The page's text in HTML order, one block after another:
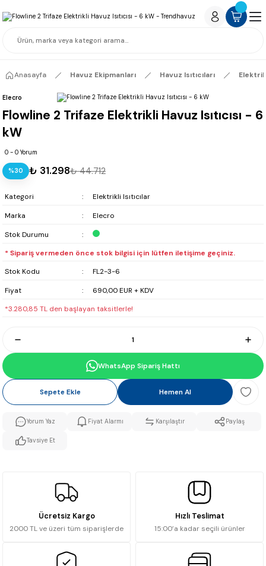
Anasayfa Havuz Ekipmanları Havuz Isıtıcıları
Elecro
Flowline 2 Trifaze Elektrikli Havuz Isıtıcısı - 6
kW
0 - 0 Yorum
%30 ₺ 31.298₺ 44.712
Kategori
Elektrikli Isıtıcılar
Marka
Elecro
Stok Durumu
* Sipariş vermeden önce stok bilgisi için lütfen iletişime geçiniz.
Stok Kodu
FL2-3-6
Fiyat
690,00 EUR + KDV
*3.280,85 TL den başlayan taksitlerle!
WhatsApp Sipariş Hattı
Sepete Ekle Hemen Al
Yorum Yaz Fiyat Alarmı Karşılaştır Paylaş
Tavsiye Et
Ücretsiz Kargo
2000 TL ve üzeri tüm siparişlerde
Hızlı Teslimat
15:00’a kadar seçili ürünler